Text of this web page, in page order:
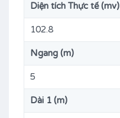
Diện tích Thực tế (mv)
102.8
Ngang (m)
5
Dài 1 (m)